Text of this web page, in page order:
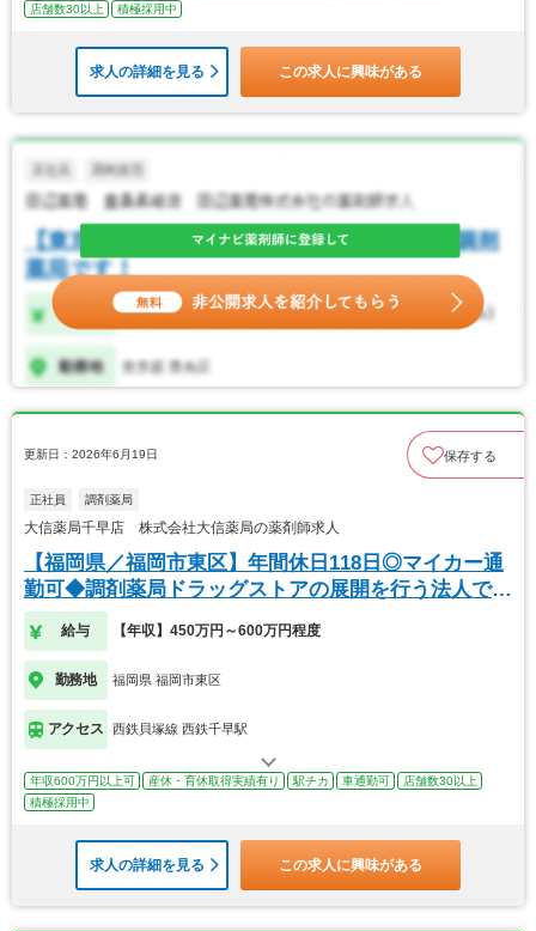
店舗数30以上
積極採用中
求人の詳細を見る この求人に興味がある
更新日：2026年6月19日 保存する
正社員 調剤薬局
大信薬局千早店 株式会社大信薬局の薬剤師求人
【福岡県／福岡市東区】年間休日118日◎マイカー通
勤可◆調剤薬局ドラッグストアの展開を行う法人で
す！
給与 【年収】450万円～600万円程度
勤務地 福岡県 福岡市東区
アクセス 西鉄貝塚線 西鉄千早駅
年収600万円以上可 産休・育休取得実績有り 駅チカ 車通勤可
店舗数30以上
積極採用中
求人の詳細を見る この求人に興味がある